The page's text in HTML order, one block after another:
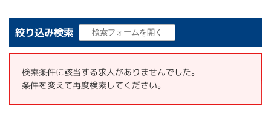
絞り込み検索
検索条件に該当する求人がありませんでした。
条件を変えて再度検索してください。